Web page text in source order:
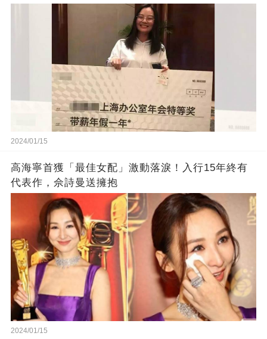
2024/01/15
高海寧首獲「最佳女配」激動落淚！入行15年終有
代表作，佘詩曼送擁抱
2024/01/15